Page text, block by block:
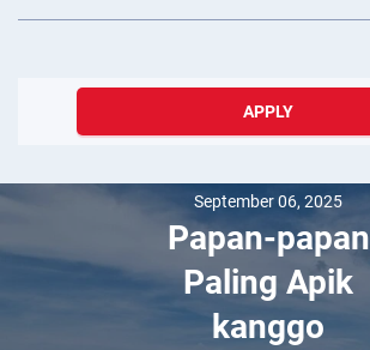
APPLY
September 06, 2025
Papan-papan
Paling Apik
kanggo